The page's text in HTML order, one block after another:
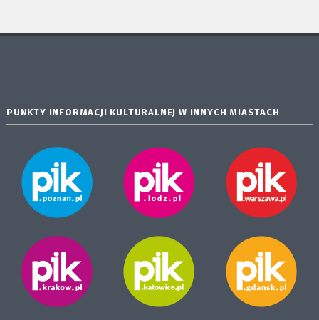
PUNKTY INFORMACJI KULTURALNEJ W INNYCH MIASTACH